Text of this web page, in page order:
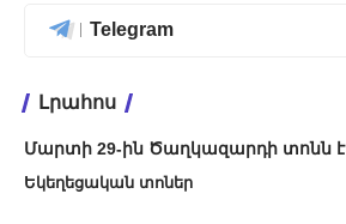
Telegram
Լրահոս
Մարտի 29-ին Ծաղկազարդի տոնն է
Եկեղեցական տոներ